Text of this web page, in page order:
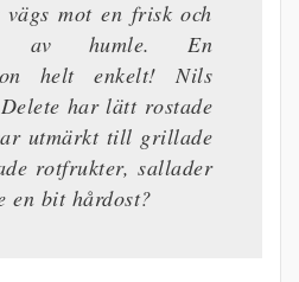
vägs mot en frisk och
av humle. En
helt enkelt! Nils
har lätt rostade
utmärkt till grillade
rotfrukter, sallader
en bit hårdost?